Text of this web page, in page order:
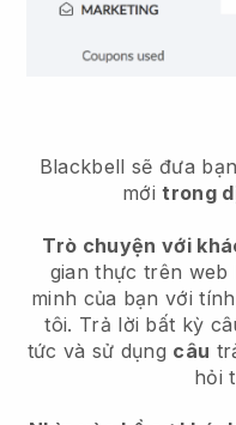
Blackbell sẽ đưa
mớitrong
Trò chuyện với
gian thực trên web
minh của bạn với
tôi. Trả lời bất kỳ
tức và sử dụng câu
hỏi